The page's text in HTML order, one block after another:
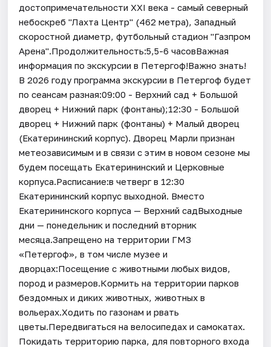
достопримечательности XXI века - самый северный
небоскреб "Лахта Центр" (462 метра), Западный
скоростной диаметр, футбольный стадион "Газпром
Арена".Продолжительность:5,5-6 часовВажная
информация по экскурсии в Петергоф!Важно знать!
В 2026 году программа экскурсии в Петергоф будет
по сеансам разная:09:00 - Верхний сад + Большой
дворец + Нижний парк (фонтаны);12:30 - Большой
дворец + Нижний парк (фонтаны) + Малый дворец
(Екатерининский корпус). Дворец Марли признан
метеозависимым и в связи с этим в новом сезоне мы
будем посещать Екатерининский и Церковные
корпуса.Расписание:в четверг в 12:30
Екатерининский корпус выходной. Вместо
Екатерининского корпуса — Верхний садВыходные
дни — понедельник и последний вторник
месяца.Запрещено на территории ГМЗ
«Петергоф», в том числе музее и
дворцах:Посещение с животными любых видов,
пород и размеров.Кормить на территории парков
бездомных и диких животных, животных в
вольерах.Ходить по газонам и рвать
цветы.Передвигаться на велосипедах и самокатах.
Покидать территорию парка, для повторного входа